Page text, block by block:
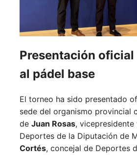
Presentación oficial
al pádel base
El torneo ha sido presentado
sede del organismo provincial
de Juan Rosas,
Deportes de la Diputación de
Cortés, concejal de Deportes